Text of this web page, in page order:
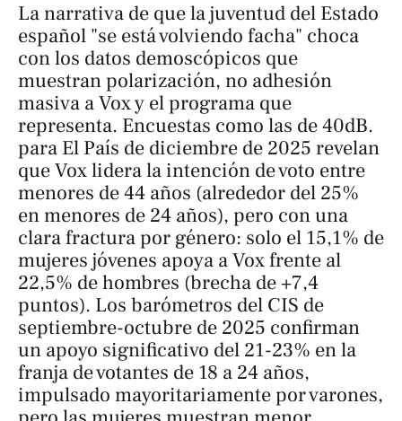
La narrativa de que la juventud del Estado
español "se está volviendo facha" choca
con los datos demoscópicos que
muestran polarización, no adhesión
masiva a Vox y el programa que
representa. Encuestas como las de 40dB.
para El País de diciembre de 2025 revelan
que Vox lidera la intención de voto entre
menores de 44 años (alrededor del 25%
en menores de 24 años), pero con una
clara fractura por género: solo el 15,1% de
mujeres jóvenes apoya a Vox frente al
22,5% de hombres (brecha de +7,4
puntos). Los barómetros del CIS de
septiembre-octubre de 2025 confirman
un apoyo significativo del 21-23% en la
franja de votantes de 18 a 24 años,
impulsado mayoritariamente por varones,